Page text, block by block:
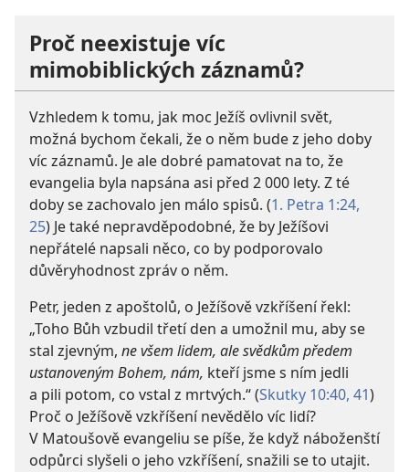
Proč neexistuje víc
mimobiblických záznamů?
Vzhledem k tomu, jak moc Ježíš ovlivnil svět,
možná bychom čekali, že o něm bude z jeho doby
víc záznamů. Je ale dobré pamatovat na to, že
evangelia byla napsána asi před 2 000 lety. Z té
doby se zachovalo jen málo spisů. (1. Petra 1:24,
25) Je také nepravděpodobné, že by Ježíšovi
nepřátelé napsali něco, co by podporovalo
důvěryhodnost zpráv o něm.
Petr, jeden z apoštolů, o Ježíšově vzkříšení řekl:
„Toho Bůh vzbudil třetí den a umožnil mu, aby se
stal zjevným, ne všem lidem, ale svědkům předem
ustanoveným Bohem, nám, kteří jsme s ním jedli
a pili potom, co vstal z mrtvých.“ (Skutky 10:40, 41)
Proč o Ježíšově vzkříšení nevědělo víc lidí?
V Matoušově evangeliu se píše, že když náboženští
odpůrci slyšeli o jeho vzkříšení, snažili se to utajit.